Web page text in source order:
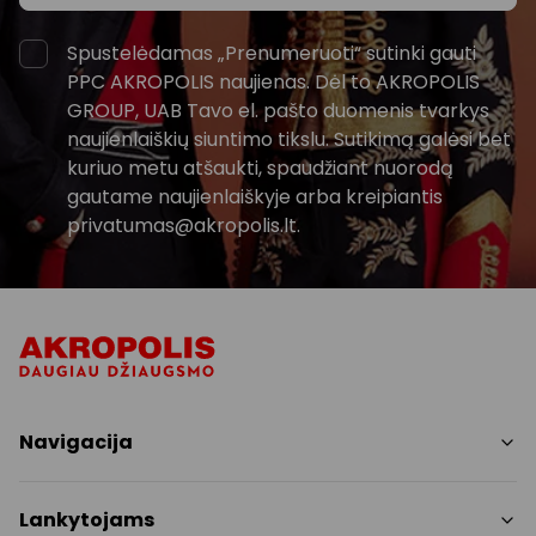
Spustelėdamas „Prenumeruoti“ sutinki gauti
PPC AKROPOLIS naujienas. Dėl to AKROPOLIS
GROUP, UAB Tavo el. pašto duomenis tvarkys
naujienlaiškių siuntimo tikslu. Sutikimą galėsi bet
kuriuo metu atšaukti, spaudžiant nuorodą
gautame naujienlaiškyje arba kreipiantis
privatumas@akropolis.lt.
Navigacija
Paslaugos
Lankytojams